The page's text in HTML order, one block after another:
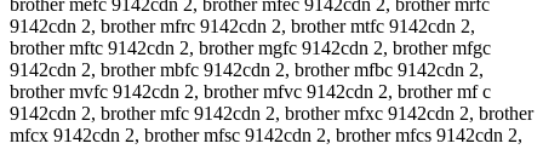
brother mefc 9142cdn 2, brother mfec 9142cdn 2, brother mrfc
9142cdn 2, brother mfrc 9142cdn 2, brother mtfc 9142cdn 2,
brother mftc 9142cdn 2, brother mgfc 9142cdn 2, brother mfgc
9142cdn 2, brother mbfc 9142cdn 2, brother mfbc 9142cdn 2,
brother mvfc 9142cdn 2, brother mfvc 9142cdn 2, brother mf c
9142cdn 2, brother mfc 9142cdn 2, brother mfxc 9142cdn 2, brother
mfcx 9142cdn 2, brother mfsc 9142cdn 2, brother mfcs 9142cdn 2,